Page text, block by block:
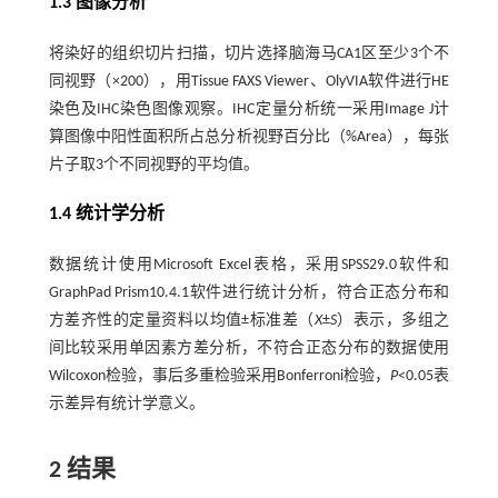
将染好的组织切片扫描，切片选择脑海马CA1区至少3个不
同视野（×200），用Tissue FAXS Viewer、OlyVIA软件进行HE
染色及IHC染色图像观察。IHC定量分析统一采用Image J计
算图像中阳性面积所占总分析视野百分比（%Area），每张
片子取3个不同视野的平均值。
1.4 统计学分析
数据统计使用Microsoft Excel表格，采用SPSS29.0软件和
GraphPad Prism10.4.1软件进行统计分析，符合正态分布和
方差齐性的定量资料以均值±标准差（X±S）表示，多组之
间比较采用单因素方差分析，不符合正态分布的数据使用
Wilcoxon检验，事后多重检验采用Bonferroni检验，P<0.05表
示差异有统计学意义。
2 结果